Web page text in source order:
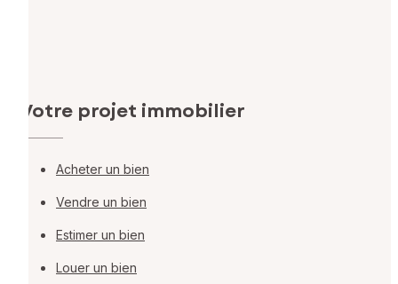
Votre projet immobilier
Acheter un bien
Vendre un bien
Estimer un bien
Louer un bien